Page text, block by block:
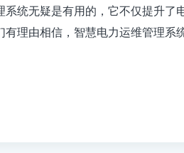
系统无疑是有用的，它不仅提升了
理由相信，智慧电力运维管理系